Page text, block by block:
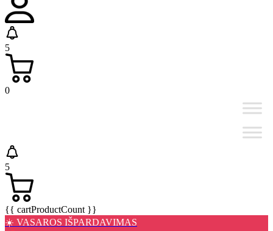
5
0
5
{{ cartProductCount }}
☀️ VASAROS IŠPARDAVIMAS